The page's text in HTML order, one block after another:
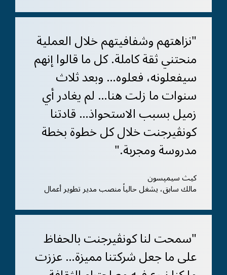
"نزاهتهم وشفافيتهم خلال العملية
منحتني ثقة كاملة. كل ما قالوا إنهم
سيفعلونه، فعلوه… وبعد ثلاث
سنوات ما زلت هنا… لم يغادر أي
زميل بسبب الاستحواذ… قادتنا
كونڤيرجنت خلال كل خطوة بخطة
مدروسة ومجربة."
كيث سيمپسون
مالك سابق، يشغل حالياً منصب مدير تطوير أعمال
"سمحت لنا كونڤيرجنت بالحفاظ
على ما جعل شركتنا مميزة… عززت